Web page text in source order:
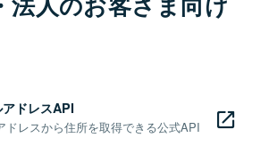
ドレスAPI
ドレスから住所を取得できる公式API